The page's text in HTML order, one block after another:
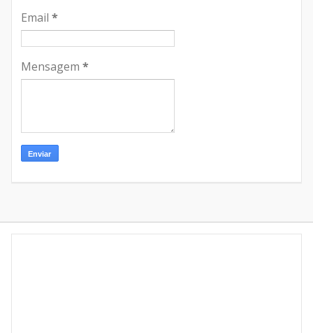
Email *
Mensagem *